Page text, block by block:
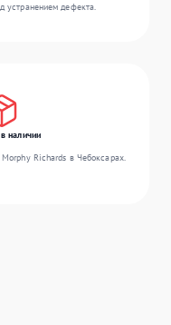
устранением дефекта.
наличии
Richards в Чебоксарах.